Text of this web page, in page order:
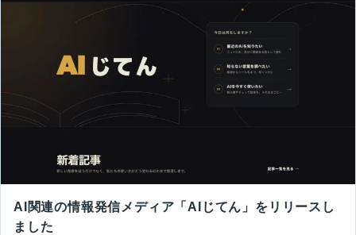
AI関連の情報発信メディア「AIじてん」をリリースし
ました